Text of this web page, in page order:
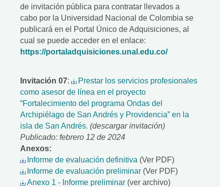
de invitación pública para contratar llevados a
cabo por la Universidad Nacional de Colombia se
publicará en el Portal Único de Adquisiciones, al
cual se puede acceder en el enlace:
https://portaladquisiciones.unal.edu.co/
Invitación 07:
Prestar los servicios profesionales
como asesor de línea en el proyecto
“Fortalecimiento del programa Ondas del
Archipiélago de San Andrés y Providencia” en la
isla de San Andrés. (descargar invitación)
Publicado: febrero 12 de 2024
Anexos:
Informe de evaluación definitiva (Ver PDF)
Informe de evaluación preliminar(Ver PDF)
Anexo 1 - Informe preliminar(ver archivo)